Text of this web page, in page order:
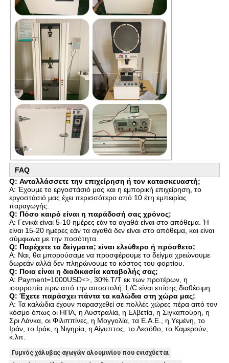
FAQ
Q: Ανταλλάσσετε την επιχείρηση ή τον κατασκευαστή;
Α: Έχουμε το εργοστάσιό μας και η εμπορική επιχείρηση, το
εργοστάσιό μας έχει περισσότερο από 10 έτη εμπειρίας
παραγωγής.
Q: Πόσο καιρό είναι η παράδοσή σας χρόνος;
Α: Γενικά είναι 5-10 ημέρες εάν τα αγαθά είναι στο απόθεμα. Ή
είναι 15-20 ημέρες εάν τα αγαθά δεν είναι στο απόθεμα, και είναι
σύμφωνα με την ποσότητα.
Q: Παρέχετε τα δείγματα; είναι ελεύθερο ή πρόσθετο;
Α: Ναι, θα μπορούσαμε να προσφέρουμε το δείγμα χρεώνουμε
δωρεάν αλλά δεν πληρώνουμε το κόστος του φορτίου.
Q: Ποια είναι η διαδικασία καταβολής σας;
Α: Payment=1000USD<> , 30% T/T εκ των προτέρων, η
ισορροπία πριν από την αποστολή. L/C είναι επίσης διαθέσιμη.
Q: Έχετε παράσχει πάντα τα καλώδια στη χώρα μας;
Α: Τα καλώδια έχουν παρασχεθεί σε πολλές χώρες πέρα από τον
κόσμο όπως οι ΗΠΑ, η Αυστραλία, η Ελβετία, η Σιγκαπούρη, η
Σρι Λάνκα, οι Φιλιππίνες, η Μογγολία, τα Ε.Α.Ε., η Υεμένη, το
Ιράν, το Ιράκ, η Νιγηρία, η Αίγυπτος, το Λεσόθο, το Καμερούν,
κ.λπ.
Γυμνός χάλυβας αγωγών αλουμινίου που ενισχύεται